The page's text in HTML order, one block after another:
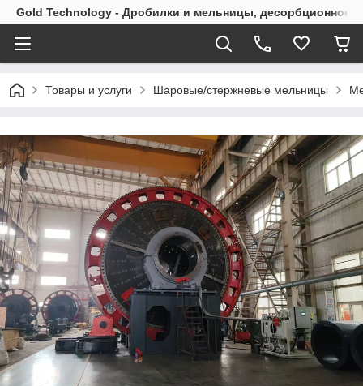
Gold Technology - Дробилки и мельницы, десорбционное
Товары и услуги Шаровые/стержневые мельницы